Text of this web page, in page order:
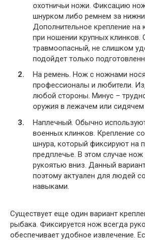
охотничьи ножи. Фиксацию
шнурком либо ремнем за
Дополнительное крепление на
при ношении крупных клинков.
травмоопасный, не слишком
подойдет только
На ремень. Нож с ножнами
профессионалы и любители.
любой стороны. Минус –
оружия в лежачем или
Наплечный. Обычно
военных клинков. Крепление
шнура, который фиксируют на
предплечье. В этом случае нож
рукоятью вниз. Данный
поэтому актуален для людей
навыками.
Существует еще один вариант
рыбака. Фиксируется нож всегда
обеспечивает удобное извлечение.